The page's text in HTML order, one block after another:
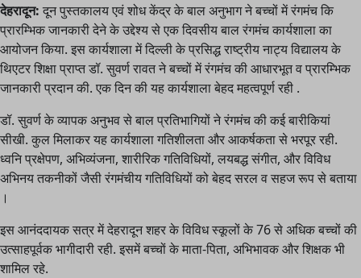
देहरादून: दून पुस्तकालय एवं शोध केंद्र के बाल अनुभाग ने बच्चों में रंगमंच कि
प्रारम्भिक जानकारी देने के उद्देश्य से एक दिवसीय बाल रंगमंच कार्यशाला का
आयोजन किया. इस कार्यशाला में दिल्ली के प्रसिद्ध राष्ट्रीय नाट्य विद्यालय के
थिएटर शिक्षा प्राप्त डॉ. सुवर्ण रावत ने बच्चों में रंगमंच की आधारभूत व प्रारम्भिक
जानकारी प्रदान की. एक दिन की यह कार्यशाला बेहद महत्वपूर्ण रही .
डॉ. सुवर्ण के व्यापक अनुभव से बाल प्रतिभागियों ने रंगमंच की कई बारीकियां
सीखी. कुल मिलाकर यह कार्यशाला गतिशीलता और आकर्षकता से भरपूर रही.
ध्वनि प्रक्षेपण, अभिव्यंजना, शारीरिक गतिविधियों, लयबद्ध संगीत, और विविध
अभिनय तकनीकों जैसी रंगमंचीय गतिविधियों को बेहद सरल व सहज रूप से बताया
।
इस आनंददायक सत्र में देहरादून शहर के विविध स्कूलों के 76 से अधिक बच्चों की
उत्साहपूर्वक भागीदारी रही. इसमें बच्चों के माता-पिता, अभिभावक और शिक्षक भी
शामिल रहे.